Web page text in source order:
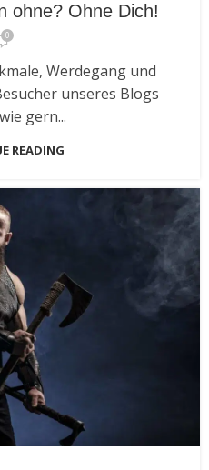
ohne? Ohne Dich!
0
Werdegang und
unseres Blogs
gern...
READING